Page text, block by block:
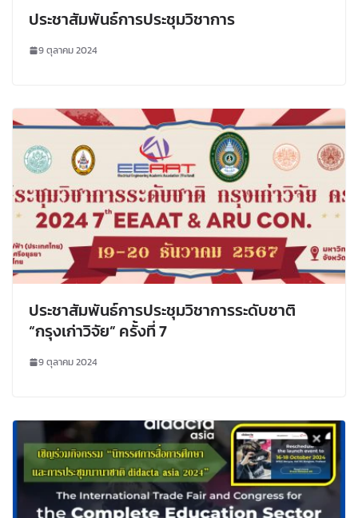
ประชาสัมพันธ์การประชุมวิชาการ
9 ตุลาคม 2024
ประชาสัมพันธ์การประชุมวิชาการระดับชาติ
“กรุงเก่าวิจัย” ครั้งที่ 7
9 ตุลาคม 2024